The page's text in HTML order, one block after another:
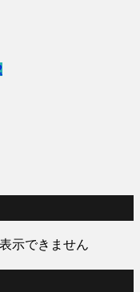
示できません